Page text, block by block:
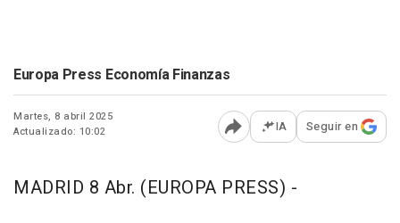
Europa Press Economía Finanzas
Martes, 8 abril 2025
Actualizado: 10:02
Abrir opciones para
IA Seguir en
MADRID 8 Abr. (EUROPA PRESS) -